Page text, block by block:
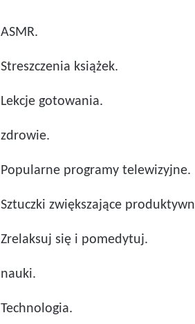
ASMR.
Streszczenia książek.
Lekcje gotowania.
zdrowie.
Popularne programy telewizyjne.
Sztuczki zwiększające
Zrelaksuj się i pomedytuj.
nauki.
Technologia.